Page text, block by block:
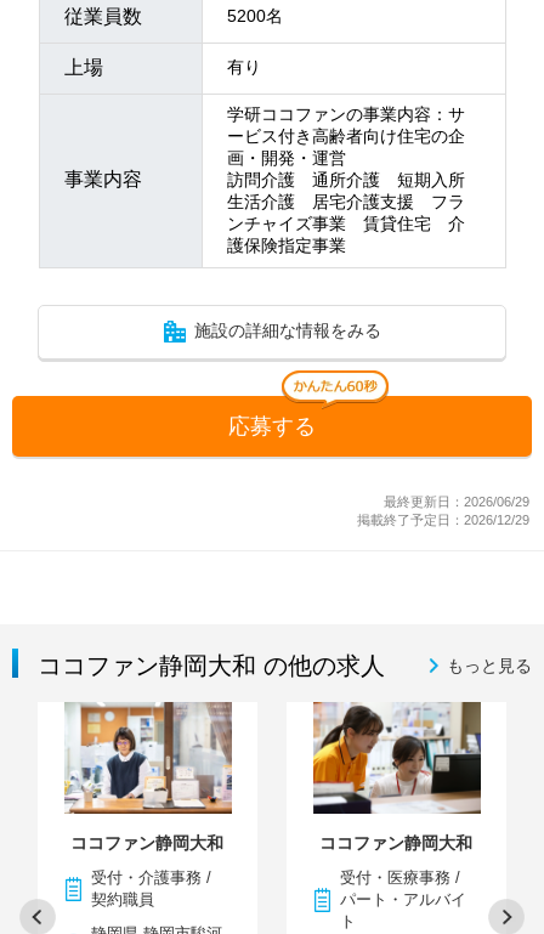
従業員数 5200名
上場 有り
事業内容
学研ココファンの事業内容：サ
ービス付き高齢者向け住宅の企
画・開発・運営
訪問介護 通所介護 短期入所
生活介護 居宅介護支援 フラ
ンチャイズ事業 賃貸住宅 介
護保険指定事業
施設の詳細な情報をみる
応募する
最終更新日：2026/06/29
掲載終了予定日：2026/12/29
ココファン静岡大和 の他の求人 もっと見る
ココファン静岡大和
受付・介護事務 /
契約職員
ココファン静岡大和
受付・医療事務 /
パート・アルバイ
ト